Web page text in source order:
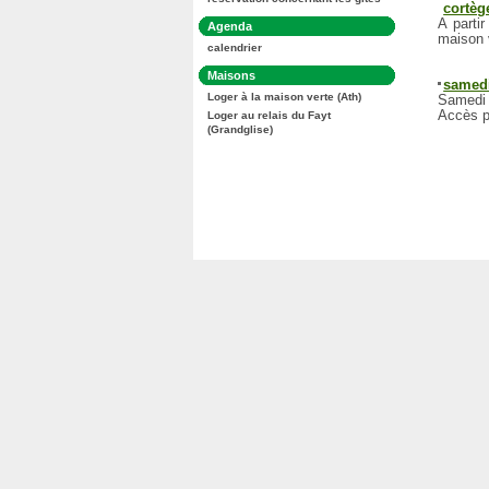
Dans
la
rubrique
:
Agenda
calendrier
Dans
la
rubrique
:
Maisons
Loger à la maison verte (Ath)
Loger au relais du Fayt
(Grandglise)
A
maison
Samedi
Accès